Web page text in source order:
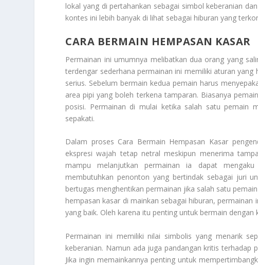
lokal yang di pertahankan sebagai simbol keberanian
kontes ini lebih banyak di lihat sebagai hiburan yang
CARA BERMAIN HEMPASAN KASAR
Permainan ini umumnya melibatkan dua orang yang
terdengar sederhana permainan ini memiliki aturan
serius. Sebelum bermain kedua pemain harus
area pipi yang boleh terkena tamparan. Biasanya
posisi. Permainan di mulai ketika salah satu pemain
sepakati.
Dalam proses Cara Bermain Hempasan Kasar
ekspresi wajah tetap netral meskipun menerima
mampu melanjutkan permainan ia dapat
membutuhkan penonton yang bertindak sebagai juri
bertugas menghentikan permainan jika salah satu
hempasan kasar di mainkan sebagai hiburan,
yang baik. Oleh karena itu penting untuk bermain
Permainan ini memiliki nilai simbolis yang menarik
keberanian. Namun ada juga pandangan kritis terhadap
Jika ingin memainkannya penting untuk